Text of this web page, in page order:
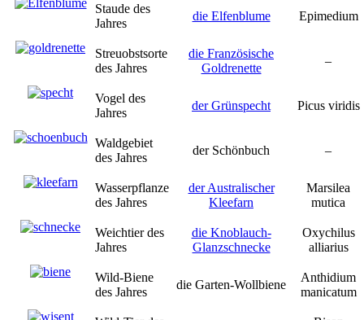
Staude des
Jahres
die Elfenblume Epimedium
Streuobstsorte
des Jahres
die Französische
Goldrenette
–
Vogel des
Jahres
der Grünspecht Picus viridis
Waldgebiet
des Jahres
der Schönbuch –
Wasserpflanze
des Jahres
der Australischer
Kleefarn
Marsilea
mutica
Weichtier des
Jahres
die Knoblauch-
Glanzschnecke
Oxychilus
alliarius
Wild-Biene
des Jahres
die Garten-Wollbiene
Anthidium
manicatum